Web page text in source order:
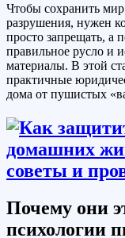
Чтобы сохранить
разрушения, нужен
просто запрещать, а
правильное русло и
материалы. В этой
практичные
дома от пушистых
Почему они
психологии